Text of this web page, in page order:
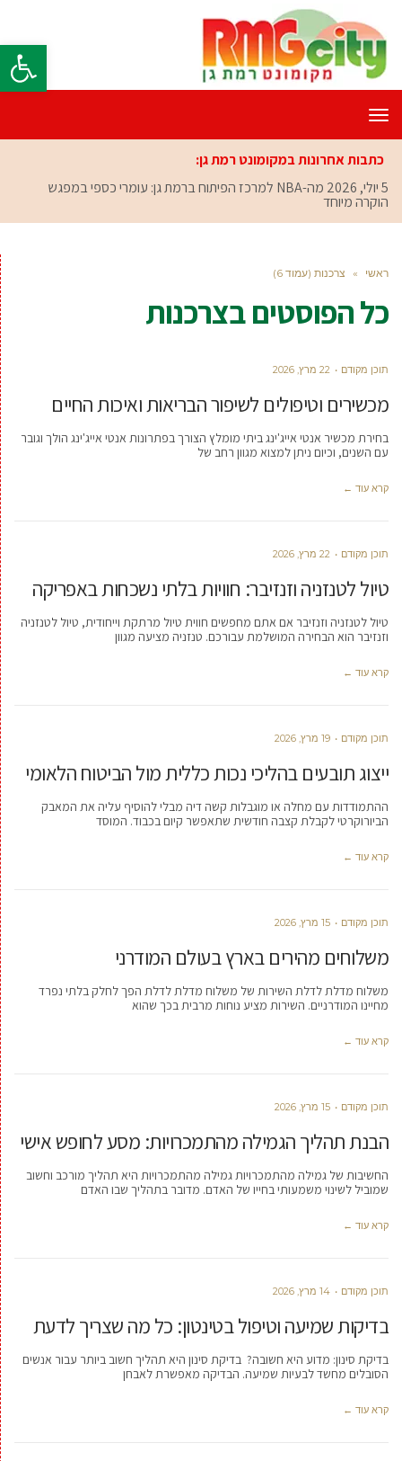
פתח
תפריט
כתבות אחרונות במקומונט רמת גן:
5 יולי, 2026
מה-NBA למרכז הפיתוח ברמת גן: עומרי כספי במפגש
הוקרה מיוחד
ראשי » צרכנות (עמוד 6)
כל הפוסטים בצרכנות
תוכן מקודם 22 מרץ, 2026
מכשירים וטיפולים לשיפור הבריאות ואיכות החיים
בחירת מכשיר אנטי אייג'ינג ביתי מומלץ הצורך בפתרונות אנטי אייג'ינג הולך וגובר
עם השנים, וכיום ניתן למצוא מגוון רחב של
קרא עוד ←
תוכן מקודם 22 מרץ, 2026
טיול לטנזניה וזנזיבר: חוויות בלתי נשכחות באפריקה
טיול לטנזניה וזנזיבר אם אתם מחפשים חווית טיול מרתקת וייחודית, טיול לטנזניה
וזנזיבר הוא הבחירה המושלמת עבורכם. טנזניה מציעה מגוון
קרא עוד ←
תוכן מקודם 19 מרץ, 2026
ייצוג תובעים בהליכי נכות כללית מול הביטוח הלאומי
ההתמודדות עם מחלה או מוגבלות קשה דיה מבלי להוסיף עליה את המאבק
הביורוקרטי לקבלת קצבה חודשית שתאפשר קיום בכבוד. המוסד
קרא עוד ←
תוכן מקודם 15 מרץ, 2026
משלוחים מהירים בארץ בעולם המודרני
משלוח מדלת לדלת השירות של משלוח מדלת לדלת הפך לחלק בלתי נפרד
מחיינו המודרניים. השירות מציע נוחות מרבית בכך שהוא
קרא עוד ←
תוכן מקודם 15 מרץ, 2026
הבנת תהליך הגמילה מהתמכרויות: מסע לחופש אישי
החשיבות של גמילה מהתמכרויות גמילה מהתמכרויות היא תהליך מורכב וחשוב
שמוביל לשינוי משמעותי בחייו של האדם. מדובר בתהליך שבו האדם
קרא עוד ←
תוכן מקודם 14 מרץ, 2026
בדיקות שמיעה וטיפול בטינטון: כל מה שצריך לדעת
בדיקת סינון: מדוע היא חשובה? בדיקת סינון היא תהליך חשוב ביותר עבור אנשים
הסובלים מחשד לבעיות שמיעה. הבדיקה מאפשרת לאבחן
קרא עוד ←